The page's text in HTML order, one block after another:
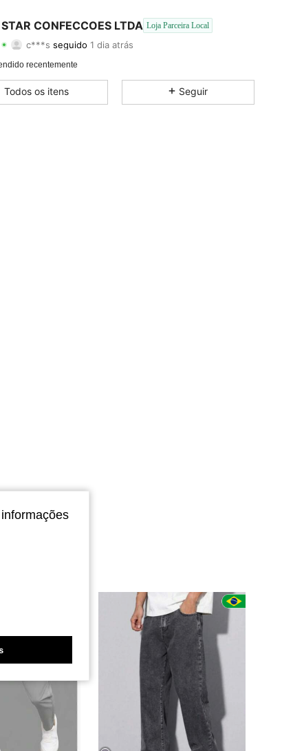
STAR CONFECCOES LTDA Loja Parceira Local
c***s seguido 1 dia atrás
4,72 Classificação 8 Itens 166
4,72 8 166
recentemente
Todos os itens Seguir